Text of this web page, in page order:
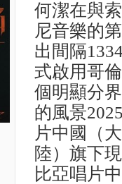
何潔在與
尼音樂的
出間隔
式啟用哥
個明顯分
的風景
片中國（
陸）旗下
比亞唱片